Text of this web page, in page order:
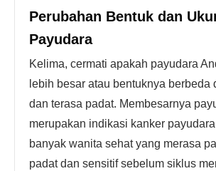
Perubahan Bentuk dan
Payudara
Kelima, cermati apakah payudara
lebih besar atau bentuknya berbeda
dan terasa padat. Membesarnya
merupakan indikasi kanker
banyak wanita sehat yang merasa
padat dan sensitif sebelum siklus